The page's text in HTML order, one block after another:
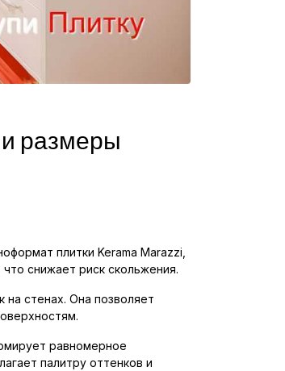
размеры
плитки Kerama Marazzi,
снижает риск скольжения.
стенах. Она позволяет
равномерное
палитру оттенков и